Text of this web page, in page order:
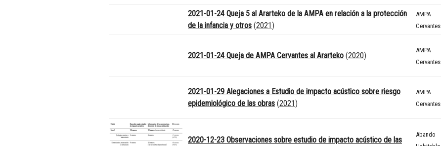
2021-01-24 Queja 5 al Ararteko de la AMPA en relación a la protección
de la infancia y otros (2021)
AMPA
Cervantes
2021-01-24 Queja de AMPA Cervantes al Ararteko (2020)
AMPA
Cervantes
2021-01-29 Alegaciones a Estudio de impacto acústico sobre riesgo
epidemiológico de las obras (2021)
AMPA
Cervantes
2020-12-23 Observaciones sobre estudio de impacto acústico de las
Abando